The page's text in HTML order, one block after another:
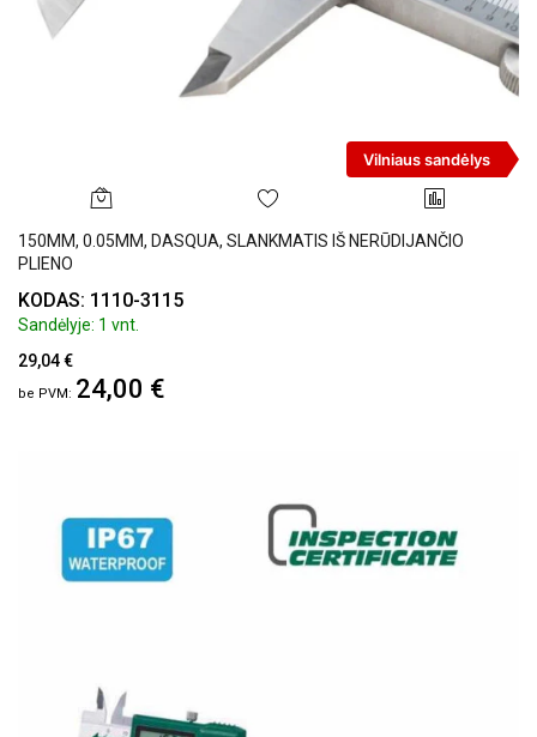
Vilniaus sandėlys
150MM, 0.05MM, DASQUA, SLANKMATIS IŠ NERŪDIJANČIO
PLIENO
KODAS: 1110-3115
Sandėlyje: 1 vnt.
29,04 €
24,00 €